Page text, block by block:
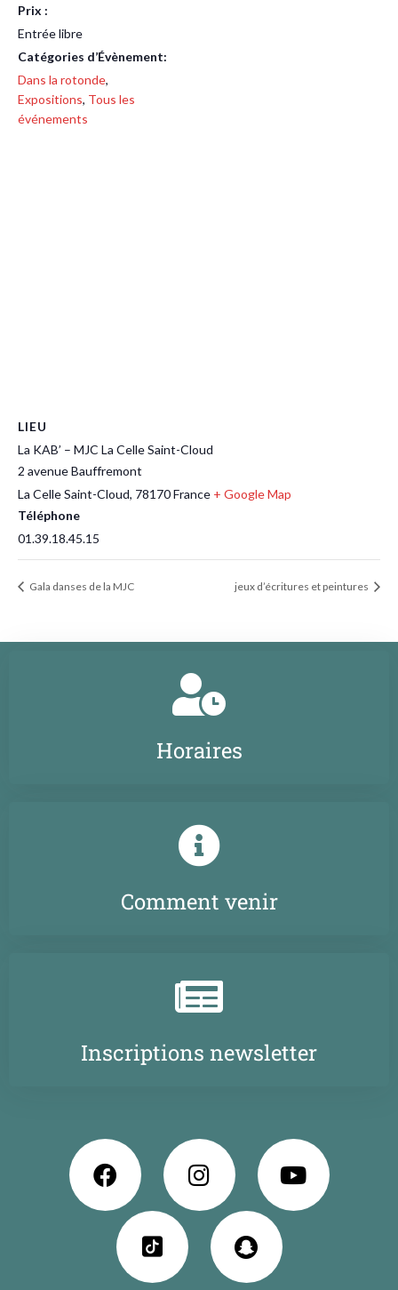
Prix :
Entrée libre
Catégories d’Évènement:
Dans la rotonde,
Expositions, Tous les
événements
LIEU
La KAB’ – MJC La Celle Saint-Cloud
2 avenue Bauffremont
La Celle Saint-Cloud, 78170France + Google Map
Téléphone
01.39.18.45.15
Gala danses de la MJC jeux d’écritures et peintures
Horaires
Comment venir
Inscriptions newsletter